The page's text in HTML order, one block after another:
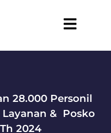
28.000 Personil
& Posko
2024